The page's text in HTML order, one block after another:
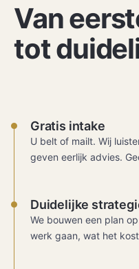
Van
tot
Gratis intake
U belt of mailt. Wij
geven eerlijk advies.
Duidelijke
We bouwen een plan
werk gaan, wat het